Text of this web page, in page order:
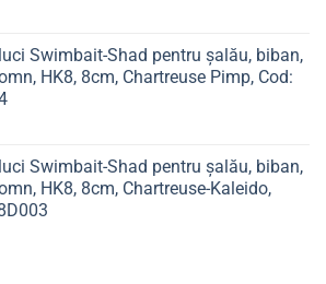
Swimbait-Shad pentru șalău, biban,
HK8, 8cm, Chartreuse Pimp, Cod:
Swimbait-Shad pentru șalău, biban,
HK8, 8cm, Chartreuse-Kaleido,